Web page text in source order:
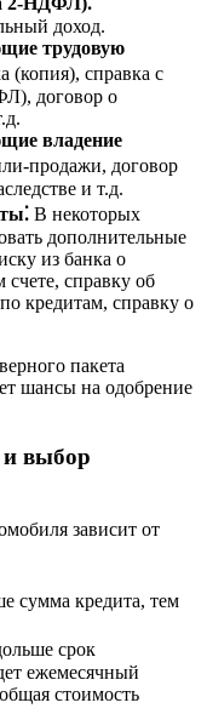
доход.
трудовую
(копия), справка с
договор о
владение
продажи, договор
и т.д.
В некоторых
дополнительные
из банка о
справку об
кредитам, справку о
пакета
шансы на одобрение
и выбор
зависит от
сумма кредита, тем
срок
ежемесячный
стоимость